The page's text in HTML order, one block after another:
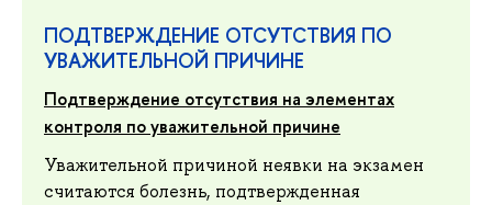
ПОДТВЕРЖДЕНИЕ ОТСУТСТВИЯ ПО
УВАЖИТЕЛЬНОЙ ПРИЧИНЕ
Подтверждение отсутствия на элементах
контроля по уважительной причине
Уважительной причиной неявки на экзамен
считаются болезнь, подтвержденная